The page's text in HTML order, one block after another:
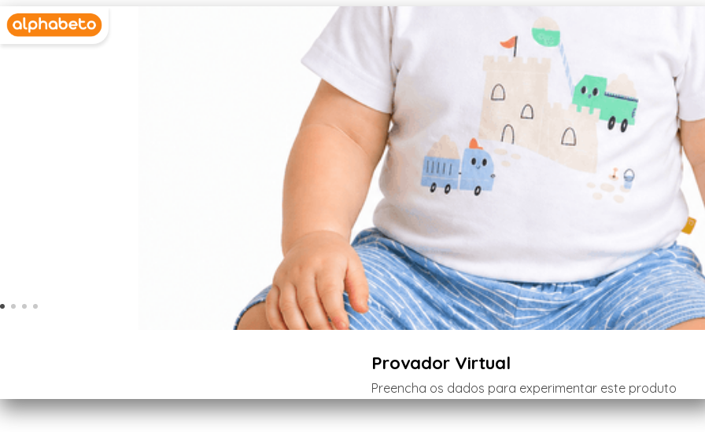
Provador Virtual
Preencha os dados para experimentar este produto
Menina Menino